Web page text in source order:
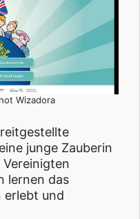
Wizadora
junge Zauberin
lernen das
erlebt und